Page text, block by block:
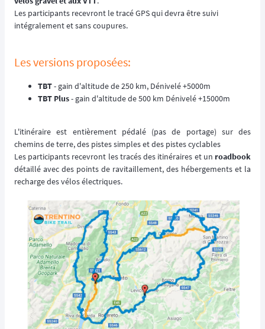
Les participants recevront le tracé GPS qui devra être suivi
intégralement et sans coupures.
Les versions proposées:
TBT- gain d'altitude de 250 km, Dénivelé +5000m
TBT Plus- gain d'altitude de 500 km Dénivelé +15000m
L'itinéraire est entièrement pédalé (pas de portage) sur des
chemins de terre, des pistes simples et des pistes cyclables
Les participants recevront les tracés des itinéraires et un roadbook
détaillé avec des points de ravitaillement, des hébergements et la
recharge des vélos électriques.